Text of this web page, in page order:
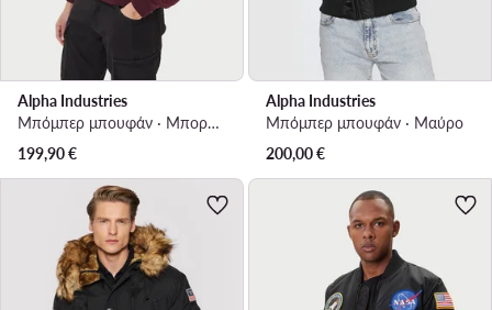
Alpha Industries
Μπόμπερ μπουφάν · Μπορντό
199,90€
Alpha Industries
Μπόμπερ μπουφάν · Μαύρο
200,00€